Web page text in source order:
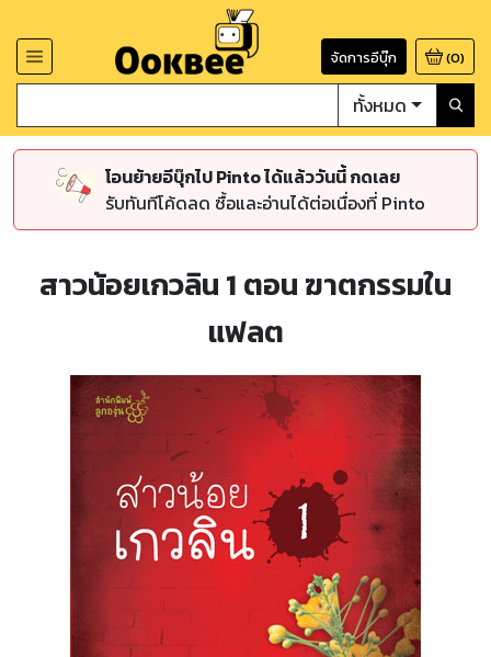
จัดการอีบุ๊ก (0)
ทั้งหมด
โอนย้ายอีบุ๊กไป Pinto ได้แล้ววันนี้ กดเลย
รับทันทีโค้ดลด ซื้อและอ่านได้ต่อเนื่องที่ Pinto
สาวน้อยเกวลิน 1 ตอน ฆาตกรรมใน
แฟลต